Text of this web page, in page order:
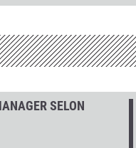
SELON